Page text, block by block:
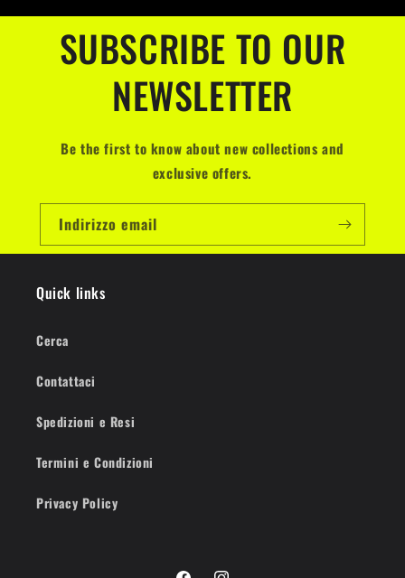
SUBSCRIBE TO OUR
NEWSLETTER
Be the first to know about new collections and
exclusive offers.
Indirizzo email
Quick links
Cerca
Contattaci
Spedizioni e Resi
Termini e Condizioni
Privacy Policy